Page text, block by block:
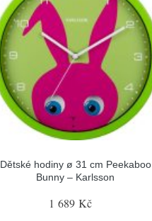
Dětské hodiny ø 31 cm Peekaboo
Bunny – Karlsson
1 689 Kč